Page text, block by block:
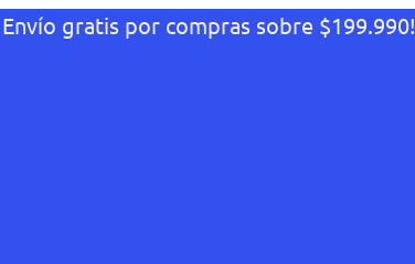
gratis por compras sobre $199.990!